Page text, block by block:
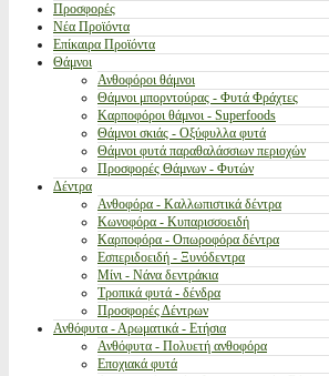
Προσφορές
Νέα Προϊόντα
Επίκαιρα Προϊόντα
Θάμνοι
Ανθοφόροι θάμνοι
Θάμνοι μπορντούρας - Φυτά Φράχτες
Καρποφόροι θάμνοι - Superfoods
Θάμνοι σκιάς - Οξύφυλλα φυτά
Θάμνοι φυτά παραθαλάσσιων περιοχών
Προσφορές Θάμνων - Φυτών
Δέντρα
Ανθοφόρα - Καλλωπιστικά δέντρα
Κωνοφόρα - Κυπαρισσοειδή
Καρποφόρα - Οπωροφόρα δέντρα
Εσπεριδοειδή - Ξυνόδεντρα
Μίνι - Νάνα δεντράκια
Τροπικά φυτά - δένδρα
Προσφορές Δέντρων
Ανθόφυτα - Αρωματικά - Ετήσια
Ανθόφυτα - Πολυετή ανθοφόρα
Εποχιακά φυτά